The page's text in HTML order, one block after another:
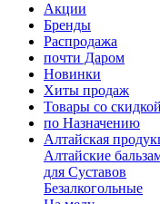
Акции
Бренды
Распродажа
почти Даром
Новинки
Хиты продаж
Товары со скидкой
по Назначению
Алтайская
Алтайские
для Суставов
Безалкогольные